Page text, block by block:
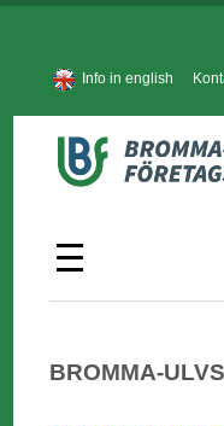
Info in english
BROMMA-